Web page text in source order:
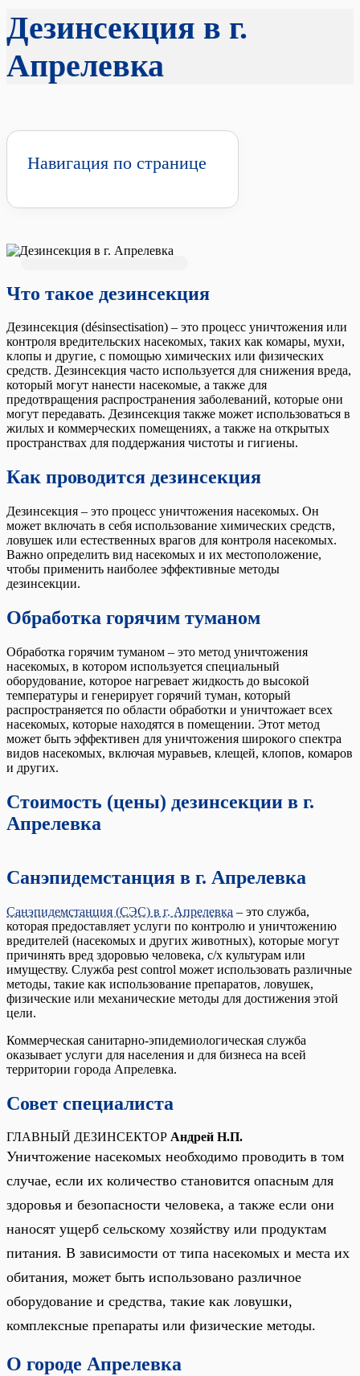
Дезинсекция в г.
Апрелевка
Навигация по странице
Что такое дезинсекция
Дезинсекция (désinsectisation) – это процесс уничтожения или
контроля вредительских насекомых, таких как комары, мухи,
клопы и другие, с помощью химических или физических
средств. Дезинсекция часто используется для снижения вреда,
который могут нанести насекомые, а также для
предотвращения распространения заболеваний, которые они
могут передавать. Дезинсекция также может использоваться в
жилых и коммерческих помещениях, а также на открытых
пространствах для поддержания чистоты и гигиены.
Как проводится дезинсекция
Дезинсекция – это процесс уничтожения насекомых. Он
может включать в себя использование химических средств,
ловушек или естественных врагов для контроля насекомых.
Важно определить вид насекомых и их местоположение,
чтобы применить наиболее эффективные методы
дезинсекции.
Обработка горячим туманом
Обработка горячим туманом – это метод уничтожения
насекомых, в котором используется специальный
оборудование, которое нагревает жидкость до высокой
температуры и генерирует горячий туман, который
распространяется по области обработки и уничтожает всех
насекомых, которые находятся в помещении. Этот метод
может быть эффективен для уничтожения широкого спектра
видов насекомых, включая муравьев, клещей, клопов, комаров
и других.
Стоимость (цены) дезинсекции в г.
Апрелевка
Санэпидемстанция в г. Апрелевка
Санэпидемстанция (СЭС) в г. Апрелевка – это служба,
которая предоставляет услуги по контролю и уничтожению
вредителей (насекомых и других животных), которые могут
причинять вред здоровью человека, с/х культурам или
имуществу. Служба pest control может использовать различные
методы, такие как использование препаратов, ловушек,
физические или механические методы для достижения этой
цели.
Коммерческая санитарно-эпидемиологическая служба
оказывает услуги для населения и для бизнеса на всей
территории города Апрелевка.
Совет специалиста
ГЛАВНЫЙ ДЕЗИНСЕКТОР Андрей Н.П.
Уничтожение насекомых необходимо проводить в том
случае, если их количество становится опасным для
здоровья и безопасности человека, а также если они
наносят ущерб сельскому хозяйству или продуктам
питания. В зависимости от типа насекомых и места их
обитания, может быть использовано различное
оборудование и средства, такие как ловушки,
комплексные препараты или физические методы.
О городе Апрелевка